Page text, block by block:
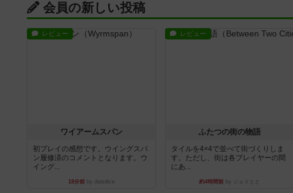
会員の新しい投稿
レビュー
ワイアームスパン
初プレイの感想です。ウイングスパ
ン履修済のコメントとなります。ウ
イング...
18分前 by daisdice
レビュー
ふたつの街の物語
タイルを4×4で並べて街づくりしま
す。ただし、街は各プレイヤーの間
にあ...
約4時間前 by ジェイとと